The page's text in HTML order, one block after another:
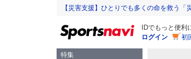
【災害支援】ひとりでも多くの命を救う「
IDでもっと便利
ログイン
初
特集